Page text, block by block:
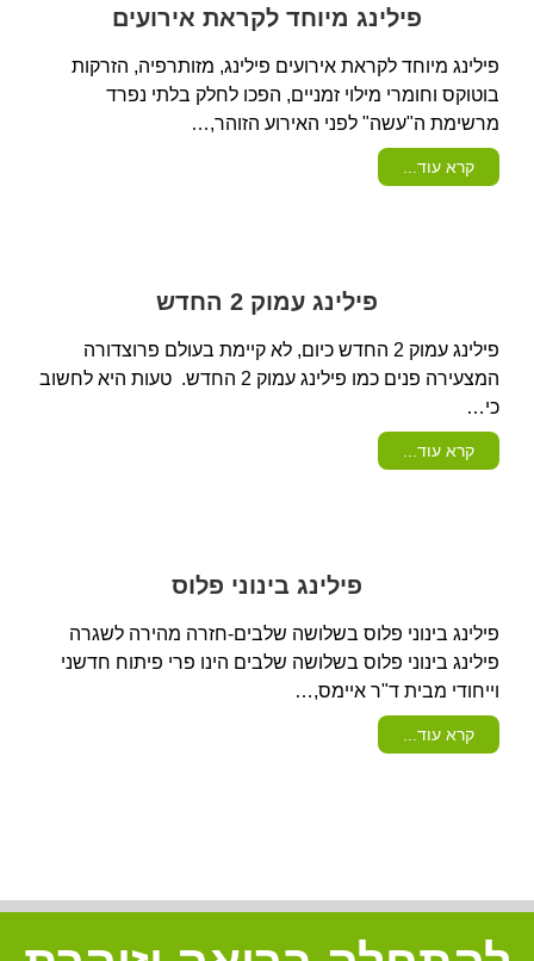
פילינג מיוחד לקראת אירועים
פילינג מיוחד לקראת אירועים פילינג, מזותרפיה, הזרקות
בוטוקס וחומרי מילוי זמניים, הפכו לחלק בלתי נפרד
מרשימת ה"עשה" לפני האירוע הזוהר,…
קרא עוד...
פילינג עמוק 2 החדש
פילינג עמוק 2 החדש כיום, לא קיימת בעולם פרוצדורה
המצעירה פנים כמו פילינג עמוק 2 החדש. טעות היא לחשוב
כי…
קרא עוד...
פילינג בינוני פלוס
פילינג בינוני פלוס בשלושה שלבים-חזרה מהירה לשגרה
פילינג בינוני פלוס בשלושה שלבים הינו פרי פיתוח חדשני
וייחודי מבית ד"ר איימס,…
קרא עוד...